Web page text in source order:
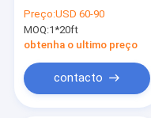
Controle de qualidade
Contacte-nos
alumínio da porta
deslizante
Preço:USD 60-90
MOQ:1*20ft
obtenha o ultimo preço
contacto